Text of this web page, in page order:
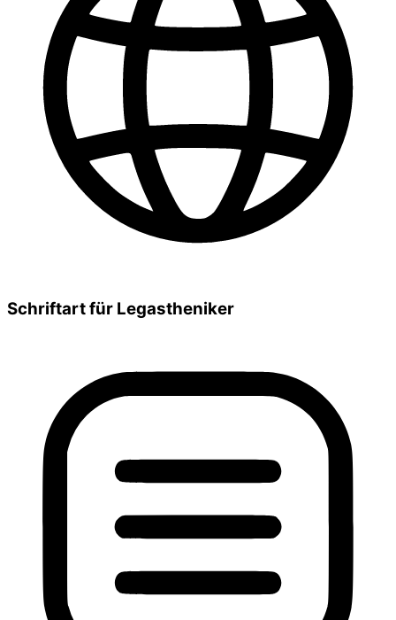
Schriftart für Legastheniker